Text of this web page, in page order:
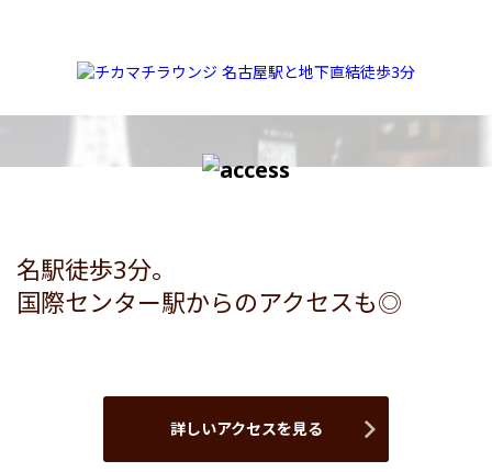
名駅徒歩3分。
国際センター駅からのアクセスも◎
詳しいアクセスを見る